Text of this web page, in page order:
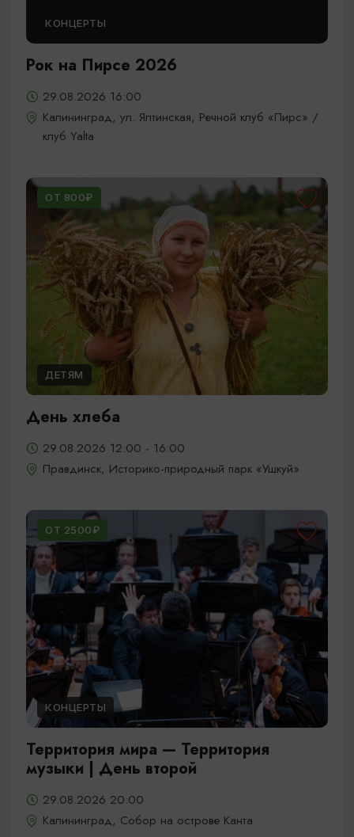
КОНЦЕРТЫ
Рок на Пирсе 2026
29.08.2026 16:00
Калининград, ул. Ялтинская, Речной клуб «Пирс» /
клуб Yalta
ОТ 800₽
ДЕТЯМ
День хлеба
29.08.2026 12:00 - 16:00
Правдинск, Историко-природный парк «Ушкуй»
ОТ 2500₽
КОНЦЕРТЫ
Территория мира — Территория
музыки | День второй
29.08.2026 20:00
Калининград, Собор на острове Канта